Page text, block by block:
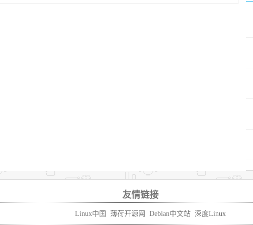
友情链接
Linux中国 薄荷开源网 Debian中文站 深度Linux